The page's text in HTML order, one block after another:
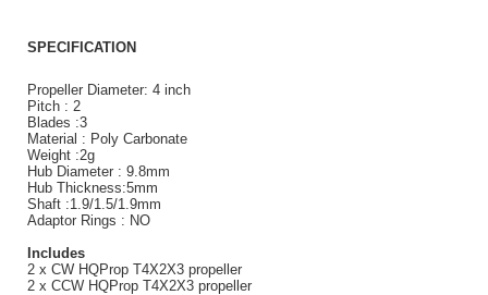
SPECIFICATION
Propeller Diameter: 4 inch
Pitch : 2
Blades :3
Material : Poly Carbonate
Weight :2g
Hub Diameter : 9.8mm
Hub Thickness:5mm
Shaft :1.9/1.5/1.9mm
Adaptor Rings : NO
Includes
2 x CW HQProp T4X2X3 propeller
2 x CCW HQProp T4X2X3 propeller